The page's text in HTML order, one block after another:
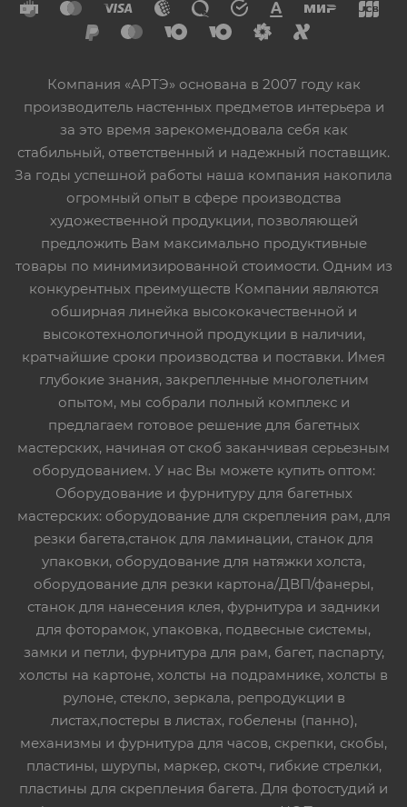
Компания «АРТЭ» основана в 2007 году как
производитель настенных предметов интерьера и
за это время зарекомендовала себя как
стабильный, ответственный и надежный поставщик.
За годы успешной работы наша компания накопила
огромный опыт в сфере производства
художественной продукции, позволяющей
предложить Вам максимально продуктивные
товары по минимизированной стоимости. Одним из
конкурентных преимуществ Компании являются
обширная линейка высококачественной и
высокотехнологичной продукции в наличии,
кратчайшие сроки производства и поставки. Имея
глубокие знания, закрепленные многолетним
опытом, мы собрали полный комплекс и
предлагаем готовое решение для багетных
мастерских, начиная от скоб заканчивая серьезным
оборудованием. У нас Вы можете купить оптом:
Оборудование и фурнитуру для багетных
мастерских: оборудование для скрепления рам, для
резки багета,станок для ламинации, станок для
упаковки, оборудование для натяжки холста,
оборудование для резки картона/ДВП/фанеры,
станок для нанесения клея, фурнитура и задники
для фоторамок, упаковка, подвесные системы,
замки и петли, фурнитура для рам, багет, паспарту,
холсты на картоне, холсты на подрамнике, холсты в
рулоне, стекло, зеркала, репродукции в
листах,постеры в листах, гобелены (панно),
механизмы и фурнитура для часов, скрепки, скобы,
пластины, шурупы, маркер, скотч, гибкие стрелки,
пластины для скрепления багета. Для фотостудий и